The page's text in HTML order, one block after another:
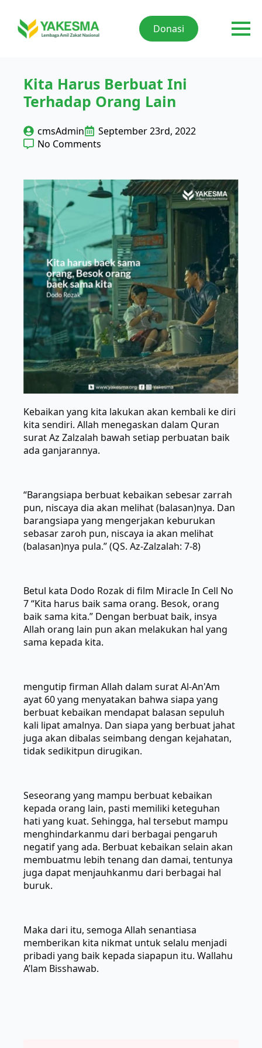
Donasi
Kita Harus Berbuat Ini
Terhadap Orang Lain
cmsAdmin
September 23rd, 2022
No Comments
Kebaikan yang kita lakukan akan kembali ke diri
kita sendiri. Allah menegaskan dalam Quran
surat Az Zalzalah bawah setiap perbuatan baik
ada ganjarannya.
“Barangsiapa berbuat kebaikan sebesar zarrah
pun, niscaya dia akan melihat (balasan)nya. Dan
barangsiapa yang mengerjakan keburukan
sebasar zaroh pun, niscaya ia akan melihat
(balasan)nya pula.” (QS. Az-Zalzalah: 7-8)
Betul kata Dodo Rozak di film Miracle In Cell No
7 “Kita harus baik sama orang. Besok, orang
baik sama kita.” Dengan berbuat baik, insya
Allah orang lain pun akan melakukan hal yang
sama kepada kita.
mengutip firman Allah dalam surat Al-An'Am
ayat 60 yang menyatakan bahwa siapa yang
berbuat kebaikan mendapat balasan sepuluh
kali lipat amalnya. Dan siapa yang berbuat jahat
juga akan dibalas seimbang dengan kejahatan,
tidak sedikitpun dirugikan.
Seseorang yang mampu berbuat kebaikan
kepada orang lain, pasti memiliki keteguhan
hati yang kuat. Sehingga, hal tersebut mampu
menghindarkanmu dari berbagai pengaruh
negatif yang ada. Berbuat kebaikan selain akan
membuatmu lebih tenang dan damai, tentunya
juga dapat menjauhkanmu dari berbagai hal
buruk.
Maka dari itu, semoga Allah senantiasa
memberikan kita nikmat untuk selalu menjadi
pribadi yang baik kepada siapapun itu. Wallahu
A’lam Bisshawab.